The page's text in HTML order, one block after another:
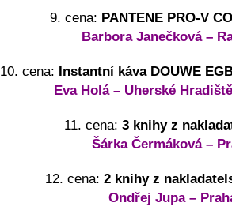
9. cena: PANTENE PRO-V
Barbora Janečková –
10. cena: Instantní káva DOUWE
Eva Holá – Uherské
11. cena: 3 knihy z
Šárka Čermáková –
12. cena: 2 knihy z
Ondřej Jupa –